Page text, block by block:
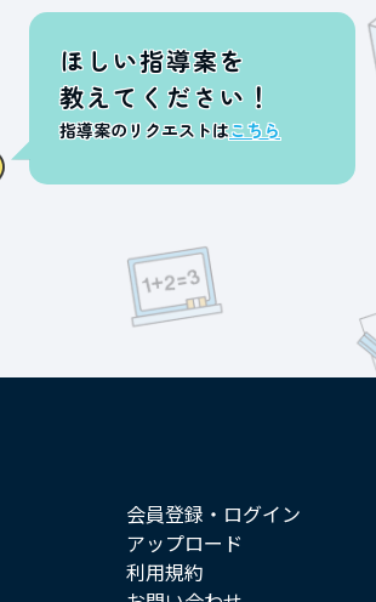
ほしい指導案を
教えてください！
指導案のリクエストはこちら
会員登録・ログイン
アップロード
利用規約